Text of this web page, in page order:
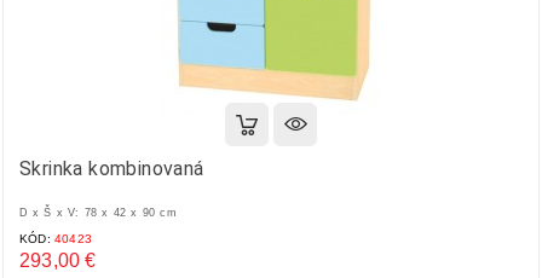
Skrinka kombinovaná
D x Š x V: 78 x 42 x 90 cm
KÓD: 40423
293,00 €